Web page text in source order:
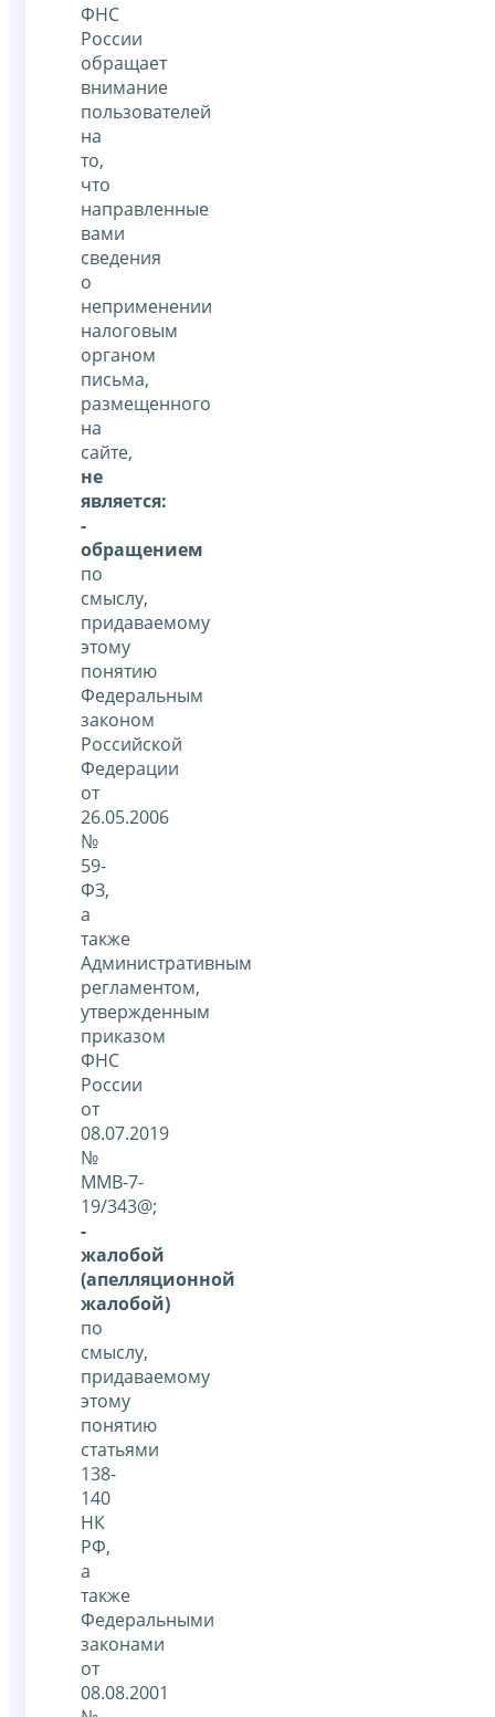
ФНС
России
обращает
внимание
пользователей
на
то,
что
направленные
вами
сведения
о
неприменении
налоговым
органом
письма,
размещенного
на
сайте,
не
является:
-
обращением
по
смыслу,
придаваемому
этому
понятию
Федеральным
законом
Российской
Федерации
от
26.05.2006
№
59-
ФЗ,
а
также
Административным
регламентом,
утвержденным
приказом
ФНС
России
от
08.07.2019
№
ММВ-7-
19/343@;
-
жалобой
(апелляционной
жалобой)
по
смыслу,
придаваемому
этому
понятию
статьями
138-
140
НК
РФ,
а
также
Федеральными
законами
от
08.08.2001